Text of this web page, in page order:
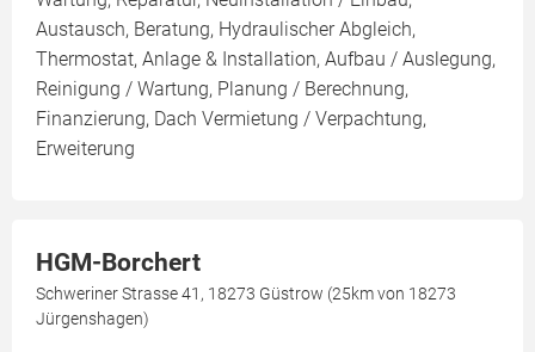
Austausch, Beratung, Hydraulischer Abgleich,
Thermostat, Anlage & Installation, Aufbau / Auslegung,
Reinigung / Wartung, Planung / Berechnung,
Finanzierung, Dach Vermietung / Verpachtung,
Erweiterung
HGM-Borchert
Schweriner Strasse 41, 18273 Güstrow (25km von 18273
Jürgenshagen)